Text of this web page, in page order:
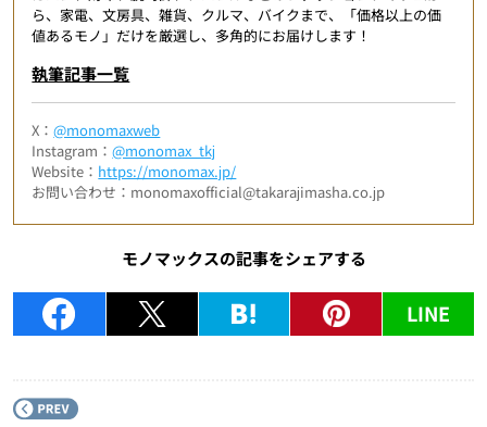
ら、家電、文房具、雑貨、クルマ、バイクまで、「価格以上の価
値あるモノ」だけを厳選し、多角的にお届けします！
執筆記事一覧
X：@monomaxweb
Instagram：@monomax_tkj
Website： https://monomax.jp/
お問い合わせ：monomaxofficial@takarajimasha.co.jp
モノマックスの記事をシェアする
LINE